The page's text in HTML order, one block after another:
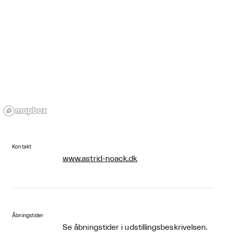
Kontakt
www.astrid-noack.dk
Åbningstider
Se åbningstider i udstillingsbeskrivelsen.